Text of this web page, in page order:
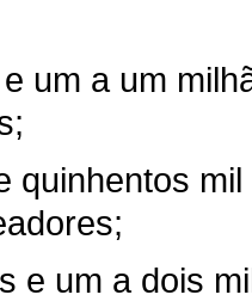
um a um
quinhentos
e um a dois